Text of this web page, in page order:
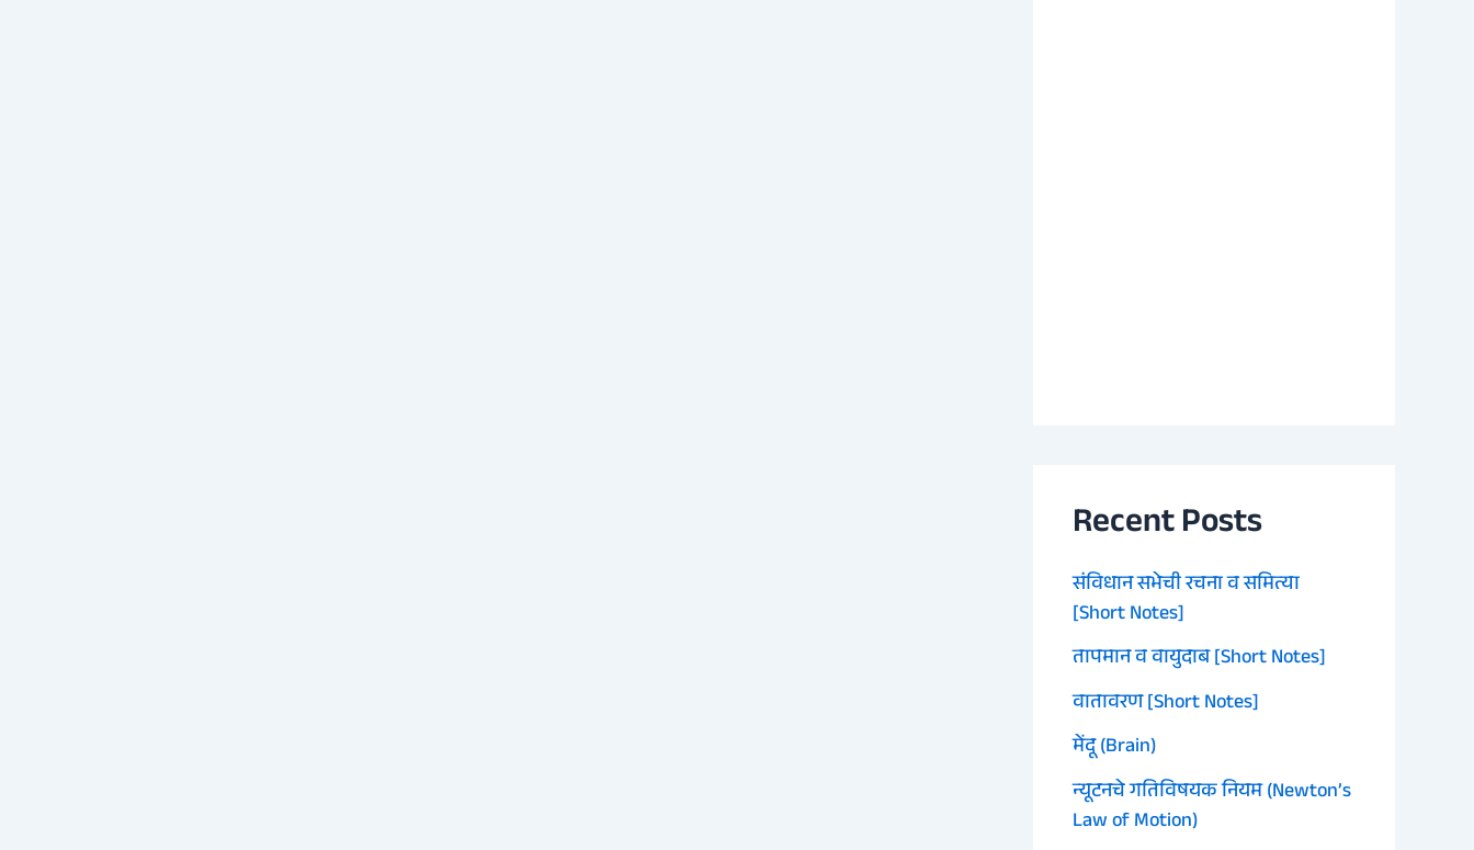
Recent Posts
संविधान सभेची रचना व समित्या
[Short Notes]
तापमान व वायुदाब [Short Notes]
वातावरण [Short Notes]
मेंदू (Brain)
न्यूटनचे गतिविषयक नियम (Newton’s
Law of Motion)